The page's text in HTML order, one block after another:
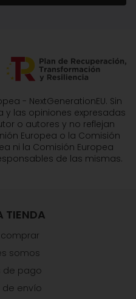
- NextGenerationEU. Sin
y las opiniones expresadas
o autores y no reflejan
Europea o la Comisión
ni la Comisión Europea
de las mismas.
TIENDA
somos
de pago
de envío